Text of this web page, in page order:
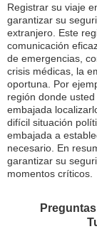
Registrar su viaje
garantizar su
extranjero. Este
comunicación
de emergencias,
crisis médicas, la
oportuna. Por
región donde
embajada
difícil situación
embajada a
necesario. En
garantizar su
momentos críticos.